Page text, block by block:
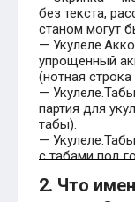
без текста,
станом могут
—
упрощённый
(нотная
—
партия для
табы).
—
с табами под
2. Что